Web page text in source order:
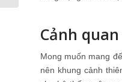
Cảnh
Mong muốn mang
nên khung cảnh